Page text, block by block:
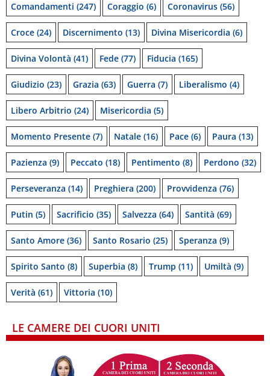
Comandamenti (247) Coraggio (6) Coronavirus (56)
Croce (24) Discernimento (13) Divina Misericordia (6)
Divina Volontà (41) Fede (77) Fiducia (165)
Giudizio (23) Grazia (63) Guerra (7) Liberalismo (4)
Libero Arbitrio (24) Misericordia (5)
Momento Presente (7) Natale (16) Pace (6) Paura (13)
Pazienza (9) Peccato (18) Pentimento (8) Perdono (32)
Perseveranza (14) Preghiera (200) Provvidenza (76)
Putin (5) Sacrificio (35) Salvezza (64) Santità (69)
Santo Amore (36) Santo Rosario (25) Speranza (9)
Spirito Santo (8) Superbia (8) Trump (11) Umiltà (9)
Verità (61) Vittoria (10)
LE CAMERE DEI CUORI UNITI